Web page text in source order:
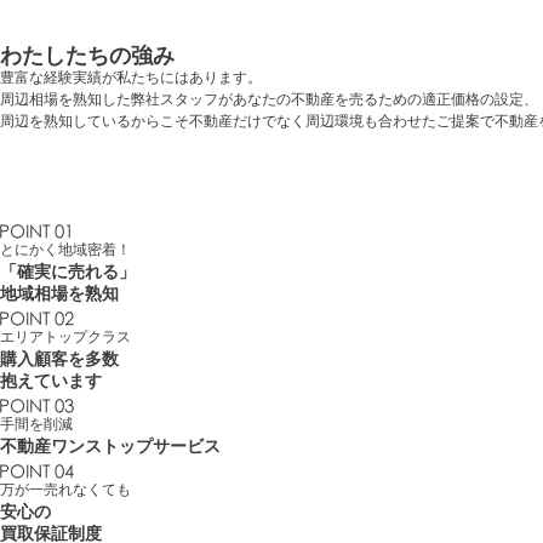
わたしたちの強み
豊富な経験実績が私たちにはあります。
周辺相場を熟知した弊社スタッフがあなたの不動産を売るための適正価格の設定、
周辺を熟知しているからこそ不動産だけでなく周辺環境も合わせたご提案で不動産
とにかく地域密着！
「確実に売れる」
地域相場を熟知
エリアトップクラス
購入顧客を多数
抱えています
手間を削減
不動産ワンストップサービス
万が一売れなくても
安心の
買取保証制度